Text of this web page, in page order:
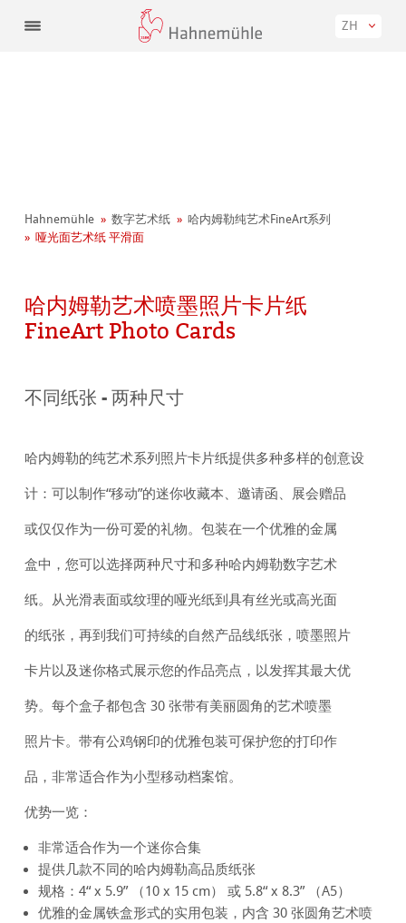
ZH
Hahnemühle 数字艺术纸
哈内姆勒纯艺术FineArt系列
哑光面艺术纸 平滑面
哈内姆勒艺术喷墨照片卡片纸
FineArt Photo Cards
不同纸张 - 两种尺寸
哈内姆勒的纯艺术系列照片卡片纸提供多种多样的创意设
计：可以制作“移动”的迷你收藏本、邀请函、展会赠品
或仅仅作为一份可爱的礼物。包装在一个优雅的金属
盒中，您可以选择两种尺寸和多种哈内姆勒数字艺术
纸。从光滑表面或纹理的哑光纸到具有丝光或高光面
的纸张，再到我们可持续的自然产品线纸张，喷墨照片
卡片以及迷你格式展示您的作品亮点，以发挥其最大优
势。每个盒子都包含 30 张带有美丽圆角的艺术喷墨
照片卡。带有公鸡钢印的优雅包装可保护您的打印作
品，非常适合作为小型移动档案馆。
优势一览：
非常适合作为一个迷你合集
提供几款不同的哈内姆勒高品质纸张
规格：4“ x 5.9” （10 x 15 cm） 或 5.8“ x 8.3” （A5）
优雅的金属铁盒形式的实用包装，内含 30 张圆角艺术喷